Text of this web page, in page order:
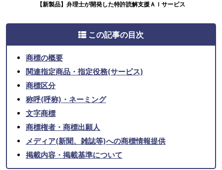
【新製品】弁理士が開発した特許読解支援ＡＩサービス
この記事の目次
商標の概要
関連指定商品・指定役務(サービス)
商標区分
称呼(呼称)・ネーミング
文字商標
商標権者・商標出願人
メディア(新聞、雑誌等)への商標情報提供
掲載内容・掲載基準について